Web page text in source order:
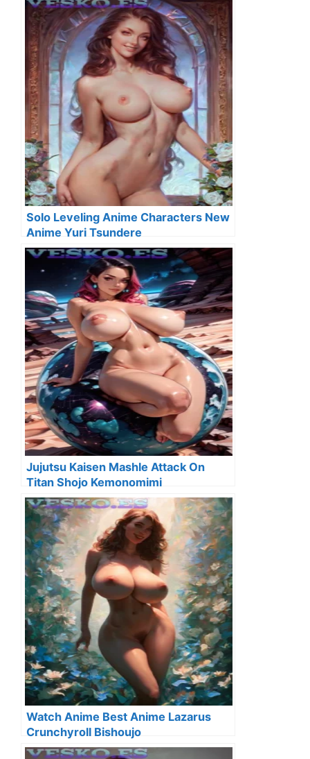
Solo Leveling Anime Characters New
Anime Yuri Tsundere
Jujutsu Kaisen Mashle Attack On
Titan Shojo Kemonomimi
Watch Anime Best Anime Lazarus
Crunchyroll Bishoujo